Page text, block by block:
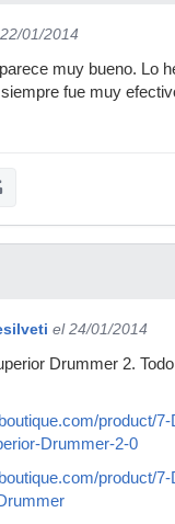
01/2014
muy bueno. Lo
fue muy
el 24/01/2014
Drummer 2.
product/
Drummer-2-0
product/